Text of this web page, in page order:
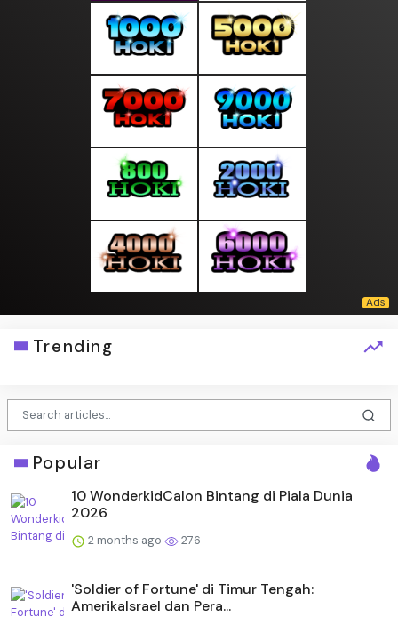
Trending
Popular
10 WonderkidCalon Bintang di Piala Dunia
2026
2 months ago 276
'Soldier of Fortune' di Timur Tengah:
AmerikaIsrael dan Pera...